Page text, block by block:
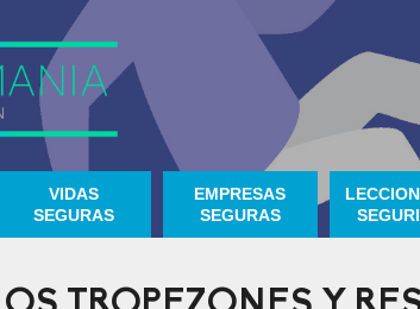
VIDAS
SEGURAS
EMPRESAS
SEGURAS